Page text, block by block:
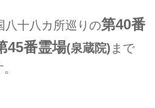
八十八カ所巡りの第40番
45番霊場(泉蔵院) まで